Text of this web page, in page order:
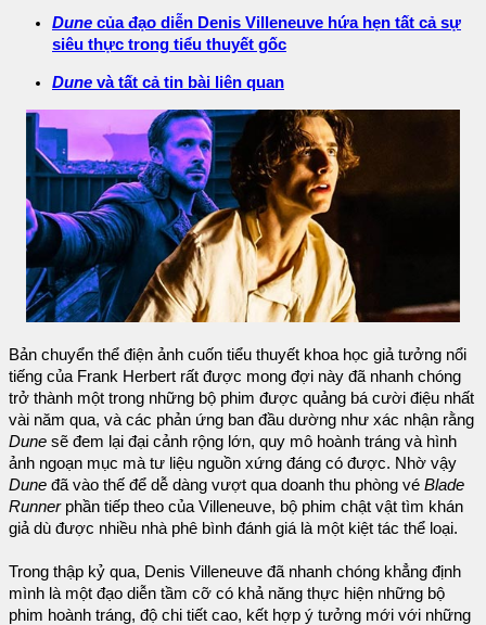
Dune của đạo diễn Denis Villeneuve hứa hẹn tất cả sự
siêu thực trong tiểu thuyết gốc
Dune và tất cả tin bài liên quan
Bản chuyển thể điện ảnh cuốn tiểu thuyết khoa học giả tưởng nổi
tiếng của Frank Herbert rất được mong đợi này đã nhanh chóng
trở thành một trong những bộ phim được quảng bá cười điệu nhất
vài năm qua, và các phản ứng ban đầu dường như xác nhận rằng
Dune sẽ đem lại đại cảnh rộng lớn, quy mô hoành tráng và hình
ảnh ngoạn mục mà tư liệu nguồn xứng đáng có được. Nhờ vậy
Dune đã vào thế để dễ dàng vượt qua doanh thu phòng vé Blade
Runner phần tiếp theo của Villeneuve, bộ phim chật vật tìm khán
giả dù được nhiều nhà phê bình đánh giá là một kiệt tác thể loại.
Trong thập kỷ qua, Denis Villeneuve đã nhanh chóng khẳng định
mình là một đạo diễn tầm cỡ có khả năng thực hiện những bộ
phim hoành tráng, độ chi tiết cao, kết hợp ý tưởng mới với những